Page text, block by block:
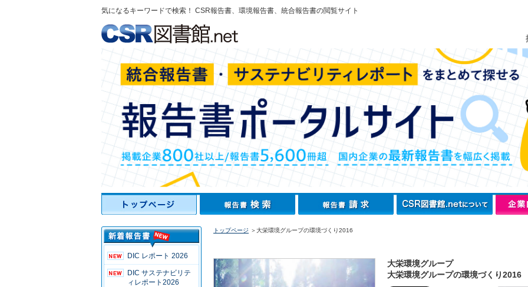
気になるキーワードで検索！ CSR報告書、環境報告書、統合報告書の閲覧サイト
DIC レポート 2026
DIC サステナビリテ
ィレポート2026
トップページ ＞大栄環境グループの環境づくり2016
大栄環境グループ
大栄環境グループの環境づくり2016